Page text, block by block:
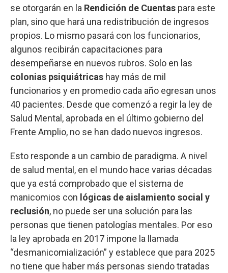
se otorgarán en la Rendición de Cuentas para este
plan, sino que hará una redistribución de ingresos
propios. Lo mismo pasará con los funcionarios,
algunos recibirán capacitaciones para
desempeñarse en nuevos rubros. Solo en las
colonias psiquiátricas hay más de mil
funcionarios y en promedio cada año egresan unos
40 pacientes. Desde que comenzó a regir la ley de
Salud Mental, aprobada en el último gobierno del
Frente Amplio, no se han dado nuevos ingresos.
Esto responde a un cambio de paradigma. A nivel
de salud mental, en el mundo hace varias décadas
que ya está comprobado que el sistema de
manicomios con lógicas de aislamiento social y
reclusión, no puede ser una solución para las
personas que tienen patologías mentales. Por eso
la ley aprobada en 2017 impone la llamada
“desmanicomialización” y establece que para 2025
no tiene que haber más personas siendo tratadas